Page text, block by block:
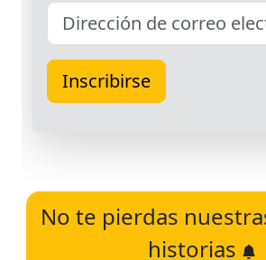
No te pierdas
historias